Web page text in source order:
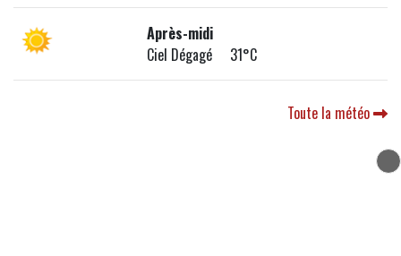
Après-midi
Ciel Dégagé 31°C
Toute la météo